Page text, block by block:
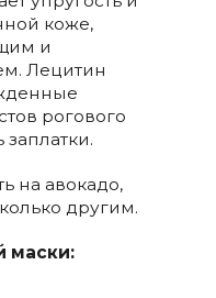
коже,
и
Лецитин
рогового
на авокадо,
другим.
маски: